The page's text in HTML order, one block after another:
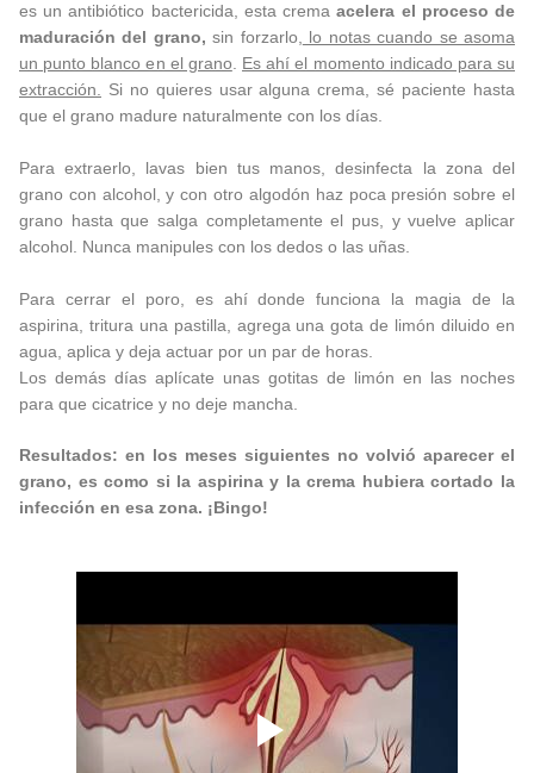
es un antibiótico bactericida, esta crema acelera el proceso de
maduración del grano, sin forzarlo, lo notas cuando se asoma
un punto blanco en el grano. Es ahí el momento indicado para su
extracción. Si no quieres usar alguna crema, sé paciente hasta
que el grano madure naturalmente con los días.
Para extraerlo, lavas bien tus manos, desinfecta la zona del
grano con alcohol, y con otro algodón haz poca presión sobre el
grano hasta que salga completamente el pus, y vuelve aplicar
alcohol. Nunca manipules con los dedos o las uñas.
Para cerrar el poro, es ahí donde funciona la magia de la
aspirina, tritura una pastilla, agrega una gota de limón diluido en
agua, aplica y deja actuar por un par de horas.
Los demás días aplícate unas gotitas de limón en las noches
para que cicatrice y no deje mancha.
Resultados: en los meses siguientes no volvió aparecer el
grano, es como si la aspirina y la crema hubiera cortado la
infección en esa zona. ¡Bingo!